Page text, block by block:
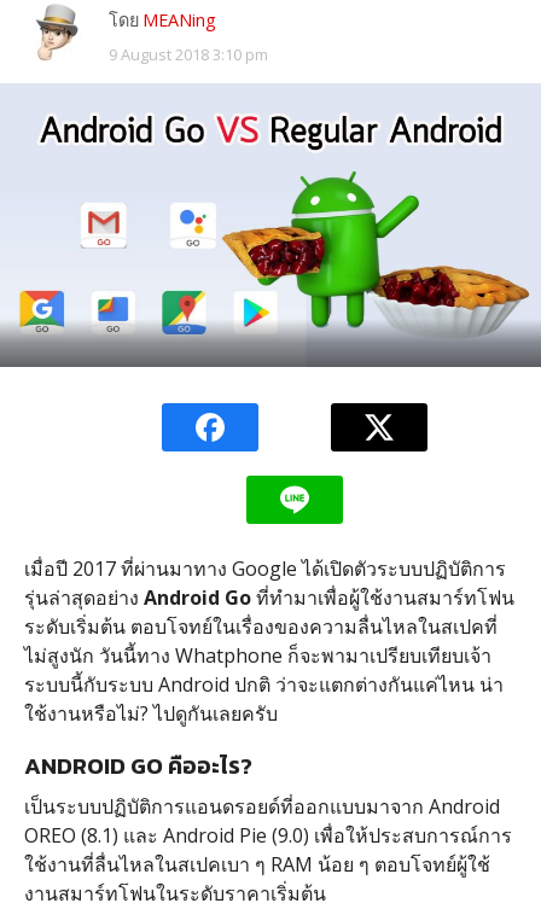
โดย MEANing
9 August 2018 3:10 pm
เมื่อปี 2017 ที่ผ่านมาทาง Google ได้เปิดตัวระบบปฏิบัติการ
รุ่นล่าสุดอย่าง Android Goที่ทำมาเพื่อผู้ใช้งานสมาร์ทโฟน
ระดับเริ่มต้น ตอบโจทย์ในเรื่องของความลื่นไหลในสเปคที่
ไม่สูงนัก วันนี้ทาง Whatphone ก็จะพามาเปรียบเทียบเจ้า
ระบบนี้กับระบบ Android ปกติ ว่าจะแตกต่างกันแค่ไหน น่า
ใช้งานหรือไม่? ไปดูกันเลยครับ
ANDROID GO คืออะไร?
เป็นระบบปฏิบัติการแอนดรอยด์ที่ออกแบบมาจาก Android
OREO (8.1) และ Android Pie (9.0) เพื่อให้ประสบการณ์การ
ใช้งานที่ลื่นไหลในสเปคเบา ๆ RAM น้อย ๆ ตอบโจทย์ผู้ใช้
งานสมาร์ทโฟนในระดับราคาเริ่มต้น